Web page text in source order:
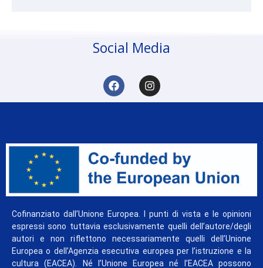
Social Media
Cofinanziato dall’Unione Europea. I punti di vista e le opinioni
espressi sono tuttavia esclusivamente quelli dell’autore/degli
autori e non riflettono necessariamente quelli dell’Unione
Europea o dell’Agenzia esecutiva europea per l’istruzione e la
cultura (EACEA). Né l’Unione Europea né l’EACEA possono